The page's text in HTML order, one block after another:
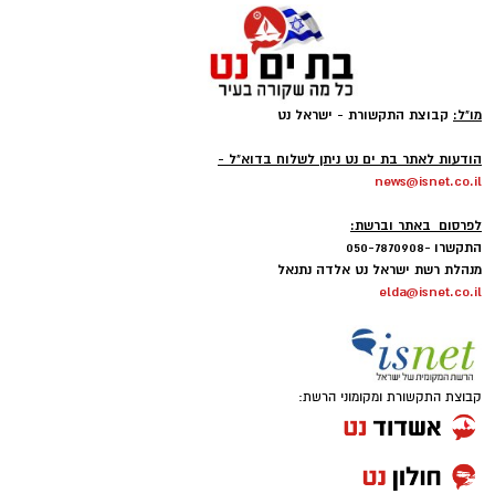
מו"ל: קבוצת התקשורת - ישראל נט
הודעות לאתר בת ים נט ניתן לשלוח בדוא"ל -
news@isnet.co.il
לפרסום באתר וברשת:
התקשרו -050-7870908
מנהלת רשת ישראל נט אלדה נתנאל
elda@isnet.co.il
קבוצת התקשורת ומקומוני הרשת: